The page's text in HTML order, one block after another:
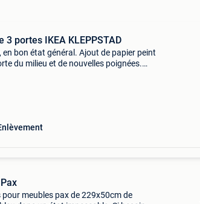
armoire 3 portes IKEA KLEPPSTAD
en bon état général. Ajout de papier peint
du milieu et de nouvelles poignées.
pour meubles pax de 229x50cm de